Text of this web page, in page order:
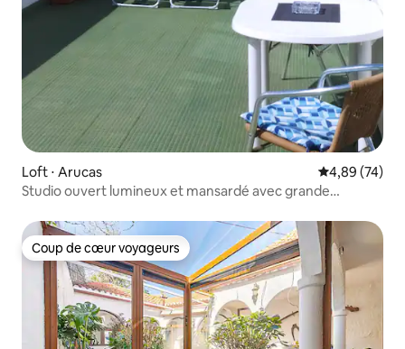
Loft ⋅ Arucas Évaluation
4,89 (74)
Studio ouvert lumineux et mansardé avec grande
Coup de cœur voyageurs
Coup de cœur voyageurs